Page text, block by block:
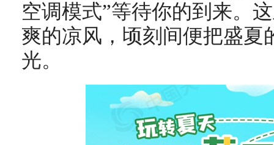
空调模式”等待你的到来。
爽的凉风，顷刻间便把盛夏
光。